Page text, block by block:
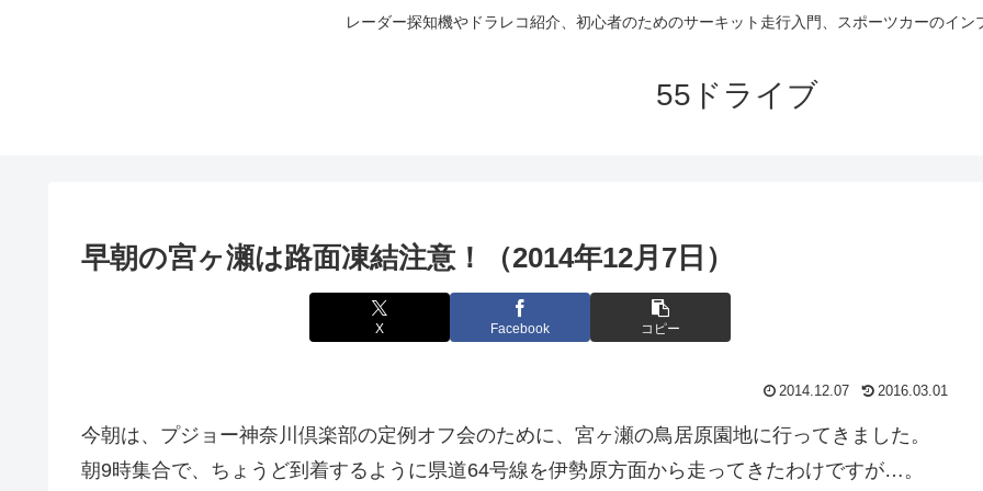
レーダー探知機やドラレコ紹介、初心者のためのサーキット走行入門、スポーツカーのイン
55ドライブ
早朝の宮ヶ瀬は路面凍結注意！（2014年12月7日）
X Facebook コピー
2014.12.07 2016.03.01
今朝は、プジョー神奈川倶楽部の定例オフ会のために、宮ヶ瀬の鳥居原園地に行ってきました。
朝9時集合で、ちょうど到着するように県道64号線を伊勢原方面から走ってきたわけですが…。